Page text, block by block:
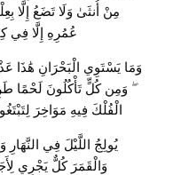
مِنْ أُنثَىٰ وَلَا تَضَعُ إِلَّا
عُمُرِهِ إِلَّا فِي
وَمَا يَسْتَوِي الْبَحْرَانِ هَٰذَا
وَمِن كُلٍّ تَأْكُلُونَ لَحْمًا
الْفُلْكَ فِيهِ مَوَاخِرَ
يُولِجُ اللَّيْلَ فِي
وَالْقَمَرَ كُلٌّ يَجْرِي